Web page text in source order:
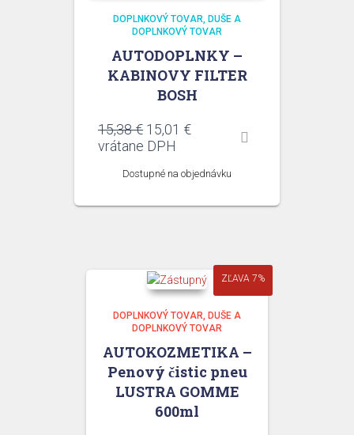
DOPLNKOVÝ TOVAR DUŠE A
DOPLNKOVÝ TOVAR
AUTODOPLNKY –
KABINOVY FILTER
BOSH
15,38€ Pôvodná
cena
15,38 €.
15,01 €Aktuálna
15,01 €.
vrátane DPH
Dostupné na objednávku
ZĽAVA 7%
DOPLNKOVÝ TOVAR DUŠE A
DOPLNKOVÝ TOVAR
AUTOKOZMETIKA –
Penový čistic pneu
LUSTRA GOMME
600ml